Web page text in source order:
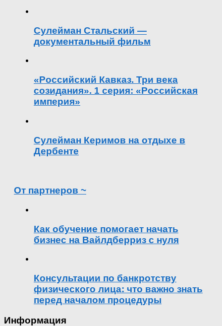
Сулейман Стальский —
документальный фильм
«Российский Кавказ. Три века
созидания». 1 серия: «Российская
империя»
Сулейман Керимов на отдыхе в
Дербенте
От партнеров ~
Как обучение помогает начать
бизнес на Вайлдберриз с нуля
Консультации по банкротству
физического лица: что важно знать
перед началом процедуры
Информация